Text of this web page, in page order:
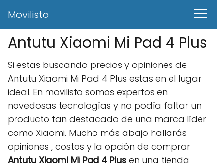
Movilisto
Antutu Xiaomi Mi Pad 4 Plus
Si estas buscando precios y opiniones de
Antutu Xiaomi Mi Pad 4 Plus estas en el lugar
ideal. En movilisto somos expertos en
novedosas tecnologías y no podía faltar un
producto tan destacado de una marca líder
como Xiaomi. Mucho más abajo hallarás
opiniones , costos y la opción de comprar
Antutu Xiaomi Mi Pad 4 Plus en una tienda